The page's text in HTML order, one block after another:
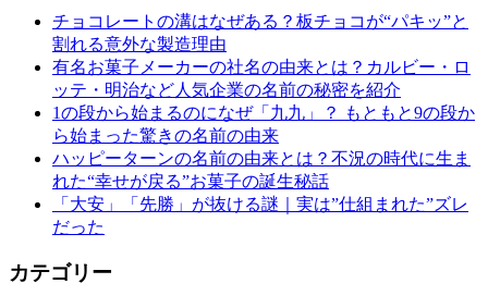
チョコレートの溝はなぜある？板チョコが“パキッ”と
割れる意外な製造理由
有名お菓子メーカーの社名の由来とは？カルビー・ロ
ッテ・明治など人気企業の名前の秘密を紹介
1の段から始まるのになぜ「九九」？ もともと9の段か
ら始まった驚きの名前の由来
ハッピーターンの名前の由来とは？不況の時代に生ま
れた“幸せが戻る”お菓子の誕生秘話
「大安」「先勝」が抜ける謎｜実は”仕組まれた”ズレ
だった
カテゴリー